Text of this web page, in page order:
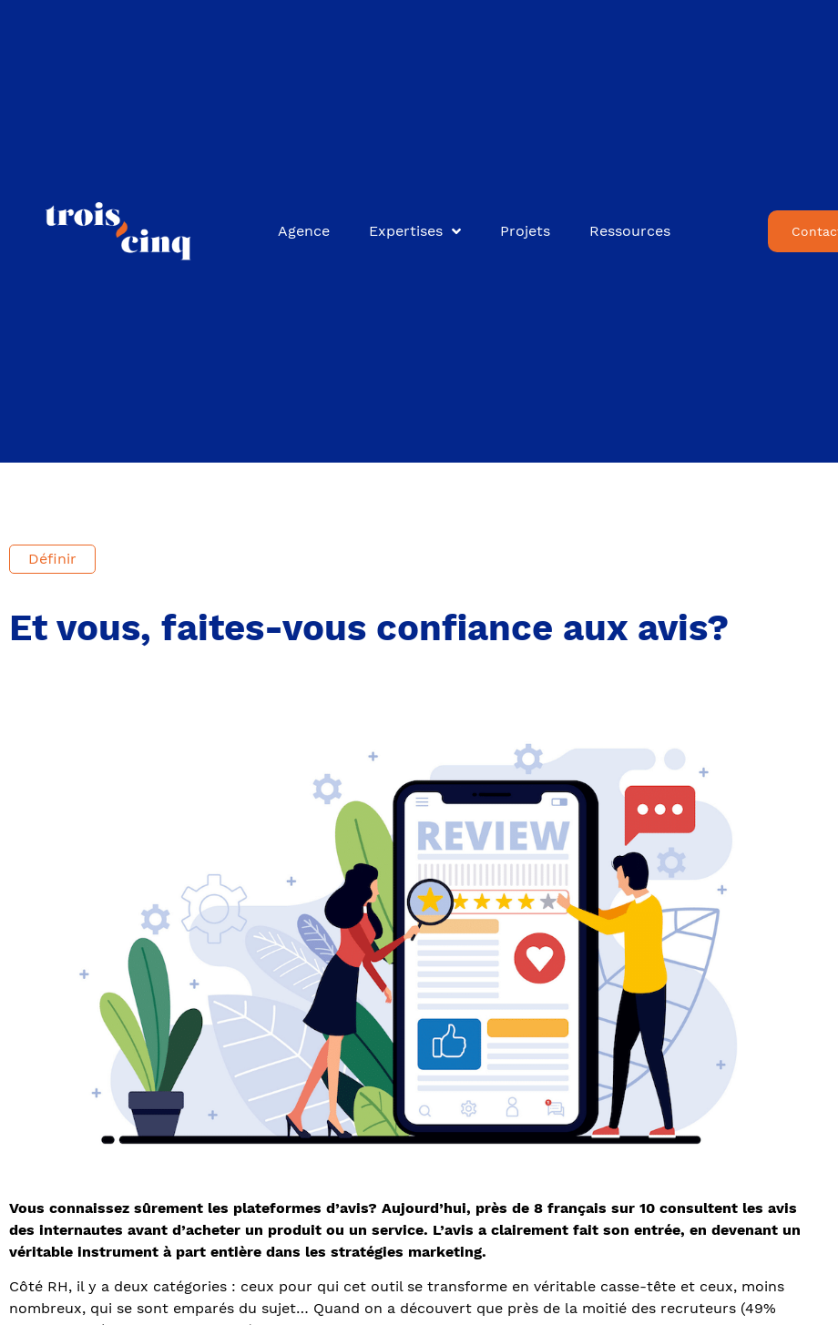
Agence Expertises Projets Ressources
Définir
Et vous, faites-vous confiance aux avis?
Vous connaissez sûrement les plateformes d’avis? Aujourd’hui, près de 8 français sur 10 consultent les avis
des internautes avant d’acheter un produit ou un service. L’avis a clairement fait son entrée, en devenant un
véritable instrument à part entière dans les stratégies marketing.
Côté RH, il y a deux catégories : ceux pour qui cet outil se transforme en véritable casse-tête et ceux, moins
nombreux, qui se sont emparés du sujet… Quand on a découvert que près de la moitié des recruteurs (49%